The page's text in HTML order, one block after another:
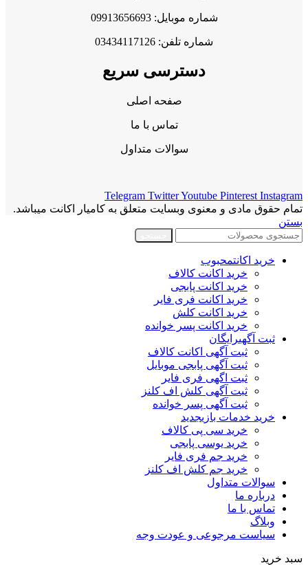
شماره موبایل: 09913656693
شماره تلفن: 03434117126
دسترسی سریع
صفحه اصلی
تماس با ما
سوالات متداول
Telegram TwitterYoutube Pinterest Instagram
تمام حقوق مادی و معنوی وبسایت متعلق به کامیار اکانت میباشد.
بستن
خرید اکانتمحبوب
خرید اکانت کالاف
خرید اکانت پابجی
خرید اکانت فری فایر
خرید اکانت کلش
خرید اکانت پسر خوانده
ثبت آگهیرایگان
ثبت آگهی اکانت کالاف
ثبت آگهی پابجی موبایل
ثبت اگهی فری فایر
ثبت آگهی کلش اف کلنز
ثبت آگهی پسر خوانده
خرید خدمات بازیجدید
خرید سی پی کالاف
خرید یوسی پابجی
خرید جم فری فایر
خرید جم کلش اف کلنز
سوالات متداول
درباره ما
تماس با ما
وبلاگ
سیاست مرجوعی و عودت وجه
سبد خرید